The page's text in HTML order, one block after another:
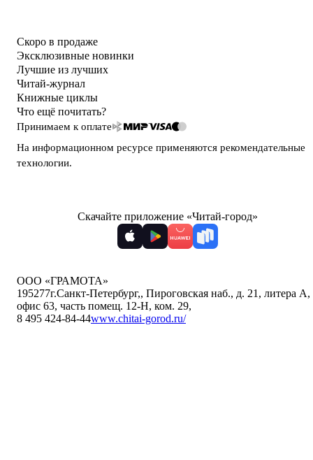
Скоро в продаже
Эксклюзивные новинки
Лучшие из лучших
Читай-журнал
Книжные циклы
Что ещё почитать?
Принимаем к оплате
На информационном ресурсе применяются рекомендательные
технологии.
Скачайте приложение «Читай-город»
ООО «ГРАМОТА»
195277г.Санкт-Петербург,, Пироговская наб., д. 21, литера А,
офис 63, часть помещ. 12-Н, ком. 29,
8 495 424-84-44www.chitai-gorod.ru/